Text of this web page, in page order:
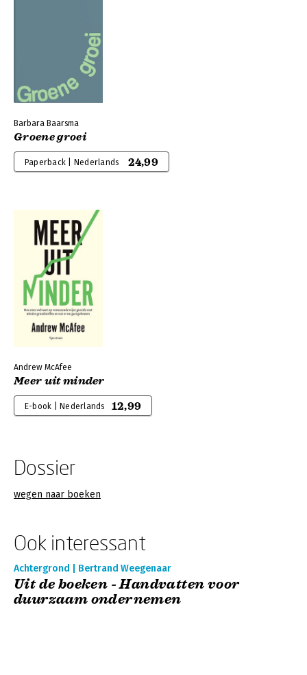
Barbara Baarsma
Groene groei
Paperback | Nederlands 24,99
Andrew McAfee
Meer uit minder
E-book | Nederlands 12,99
Dossier
wegen naar boeken
Ook interessant
Achtergrond | Bertrand Weegenaar
Uit de boeken - Handvatten voor
duurzaam ondernemen